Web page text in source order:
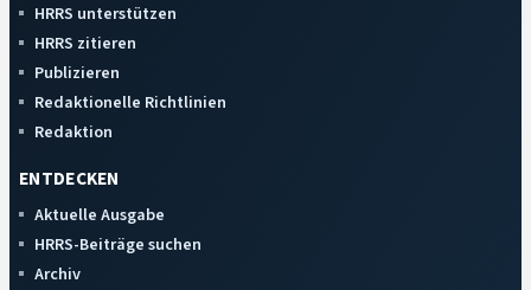
HRRS unterstützen
HRRS zitieren
Publizieren
Redaktionelle Richtlinien
Redaktion
ENTDECKEN
Aktuelle Ausgabe
HRRS-Beiträge suchen
Archiv